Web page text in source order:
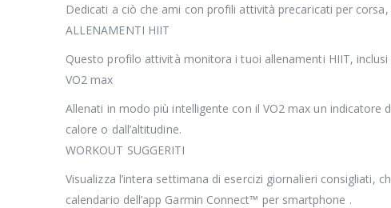
Dedicati a ciò che ami con profili attività precaricati per
ALLENAMENTI HIIT
Questo profilo attività monitora i tuoi allenamenti HIIT,
VO2 max
Allenati in modo più intelligente con il VO2 max un
calore o dall’altitudine.
WORKOUT SUGGERITI
Visualizza l’intera settimana di esercizi giornalieri
calendario dell’app Garmin Connect™ per smartphone .